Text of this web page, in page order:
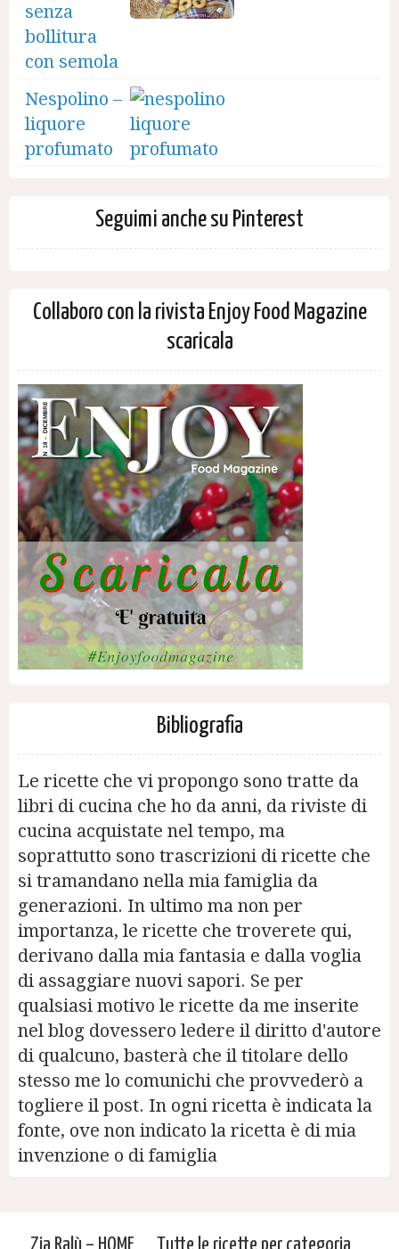
senza
bollitura
con semola
Nespolino –
liquore
profumato
Seguimi anche su Pinterest
Collaboro con la rivista Enjoy Food Magazine
scaricala
Bibliografia
Le ricette che vi propongo sono tratte da
libri di cucina che ho da anni, da riviste di
cucina acquistate nel tempo, ma
soprattutto sono trascrizioni di ricette che
si tramandano nella mia famiglia da
generazioni. In ultimo ma non per
importanza, le ricette che troverete qui,
derivano dalla mia fantasia e dalla voglia
di assaggiare nuovi sapori. Se per
qualsiasi motivo le ricette da me inserite
nel blog dovessero ledere il diritto d'autore
di qualcuno, basterà che il titolare dello
stesso me lo comunichi che provvederò a
togliere il post. In ogni ricetta è indicata la
fonte, ove non indicato la ricetta è di mia
invenzione o di famiglia